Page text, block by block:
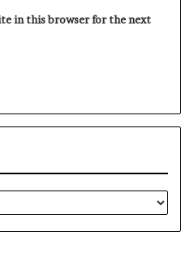
in this browser for the next